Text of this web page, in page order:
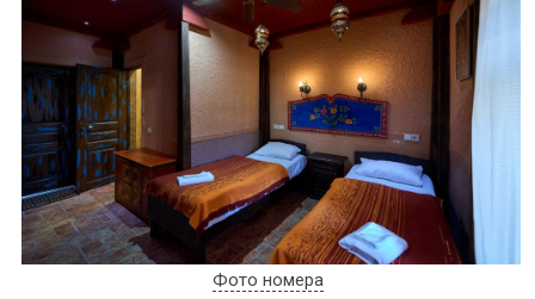
Фото номера